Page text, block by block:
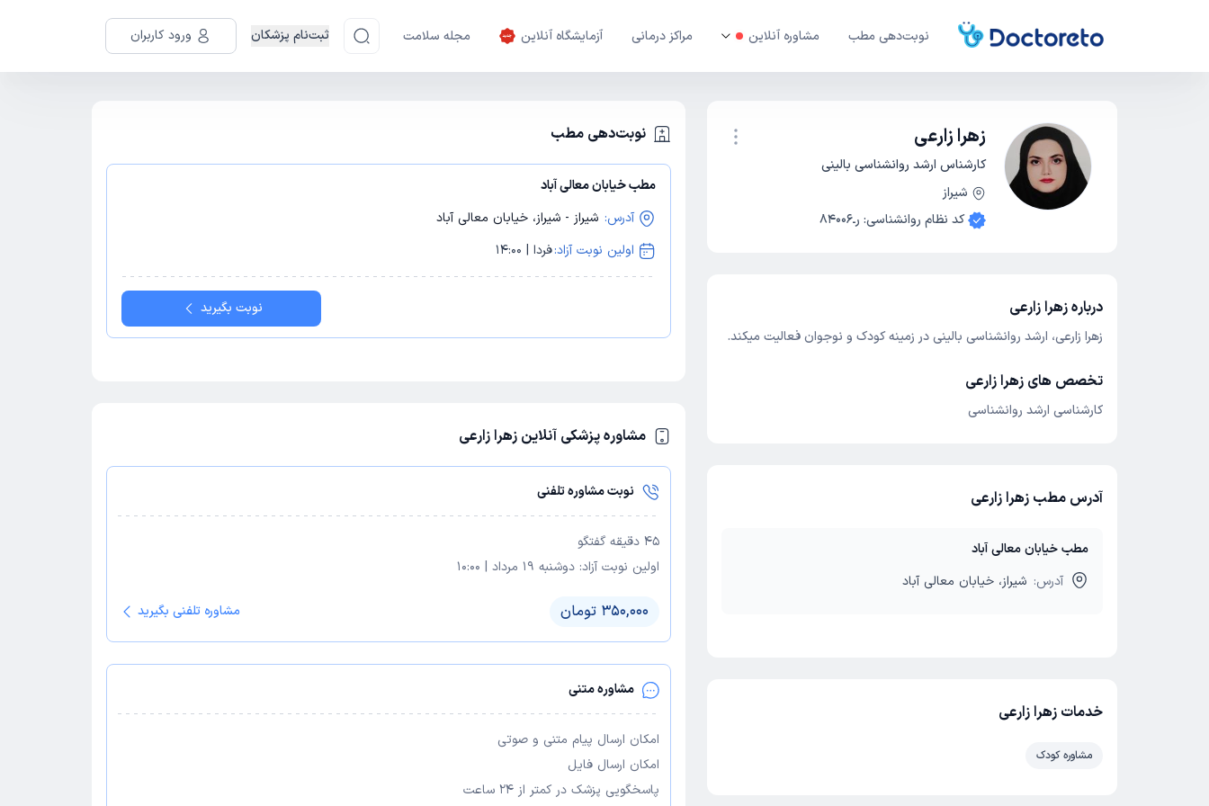
نوبت‌دهی مطب مشاوره آنلاین مراکز درمانی آزمایشگاه آنلاین مجله سلامت ثبت‌نام پزشکان ورود کاربران
زهرا زارعی
کارشناس ارشد روانشناسی بالینی
شیراز
کد نظام روانشناسی: رـ84006
نوبت‌دهی مطب
مطب خیابان معالی آباد
آدرس: شیراز - شیراز، خیابان معالی آباد
اولین نوبت آزاد:فردا | 14:00
نوبت بگیرید
مشاوره پزشکی آنلاین زهرا زارعی
نوبت مشاوره تلفنی
45 دقیقه گفتگو
اولین نوبت آزاد: دوشنبه 19 مرداد |
10:00
350,000 تومان مشاوره تلفنی بگیرید
مشاوره متنی
امکان ارسال پیام متنی و صوتی
امکان ارسال فایل
پاسخگویی پزشک در کمتر از ۲۴ ساعت
درباره زهرا زارعی
زهرا زارعی، ارشد روانشناسی بالینی در زمینه کودک و نوجوان فعالیت میکند.
تخصص های زهرا زارعی
کارشناسی ارشد روانشناسی
آدرس مطب زهرا زارعی
مطب خیابان معالی آباد
آدرس: شیراز، خیابان معالی آباد
خدمات زهرا زارعی
مشاوره کودک